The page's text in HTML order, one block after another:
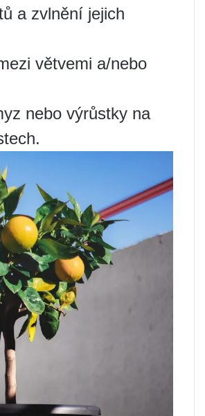
a zvlnění jejich
větvemi a/nebo
nebo výrůstky na